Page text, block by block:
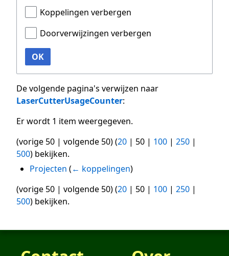
Koppelingen verbergen
Doorverwijzingen verbergen
OK
De volgende pagina's verwijzen naar
LaserCutterUsageCounter:
Er wordt 1 item weergegeven.
(vorige 50 | volgende 50) (20 | 50 | 100 | 250 |
500) bekijken.
Projecten (← koppelingen)
(vorige 50 | volgende 50) (20 | 50 | 100 | 250 |
500) bekijken.